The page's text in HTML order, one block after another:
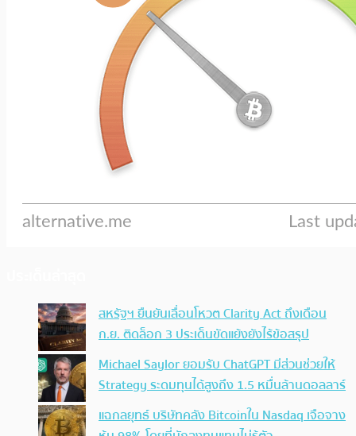
สหรัฐฯ ยืนยันเลื่อนโหวต Clarity Act ถึงเดือน
ก.ย. ติดล็อก 3 ประเด็นขัดแย้งยังไร้ข้อสรุป
Michael Saylor ยอมรับ ChatGPT มีส่วนช่วยให้
Strategy ระดมทุนได้สูงถึง 1.5 หมื่นล้านดอลลาร์
แฉกลยุทธ์ บริษัทคลัง Bitcoinใน Nasdaq เจือจาง